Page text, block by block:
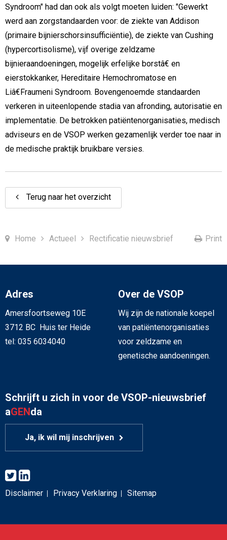
Syndroom" had dan ook als volgt moeten luiden: "Gewerkt
werd aan zorgstandaarden voor: de ziekte van Addison
(primaire bijnierschorsinsufficiëntie), de ziekte van Cushing
(hypercortisolisme), vijf overige zeldzame
bijnieraandoeningen, mogelijk erfelijke borstâ€ en
eierstokkanker, Hereditaire Hemochromatose en
Liâ€Fraumeni Syndroom. Bovengenoemde standaarden
verkeren in uiteenlopende stadia van afronding, autorisatie en
implementatie. De betrokken patiëntenorganisaties, medisch
adviseurs en de VSOP werken gezamenlijk verder toe naar in
de medische praktijk bruikbare versies.
Terug naar het overzicht
Home Actueel Rectificatie nieuwsbrief Print
Adres
Amersfoortseweg 10E
3712 BC Huis ter Heide
tel: 035 6034040
Over de VSOP
Wij zijn de nationale koepel
van patiëntenorganisaties
voor zeldzame en
genetische aandoeningen.
Schrijft u zich in voor de VSOP-nieuwsbrief
aGENda
Ja, ik wil mij inschrijven
Disclaimer Privacy Verklaring Sitemap